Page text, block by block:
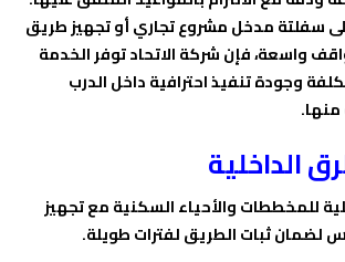
سفلتة مدخل مشروع تجاري أو تجهيز طريق
واسعة، فإن شركة الاتحاد توفر الخدمة
وجودة تنفيذ احترافية داخل الدرب
منها.
الداخلية
للمخططات والأحياء السكنية مع تجهيز
لضمان ثبات الطريق لفترات طويلة.